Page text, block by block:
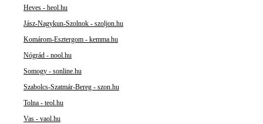
Heves - heol.hu
Jász-Nagykun-Szolnok - szoljon.hu
Komárom-Esztergom - kemma.hu
Nógrád - nool.hu
Somogy - sonline.hu
Szabolcs-Szatmár-Bereg - szon.hu
Tolna - teol.hu
Vas - vaol.hu